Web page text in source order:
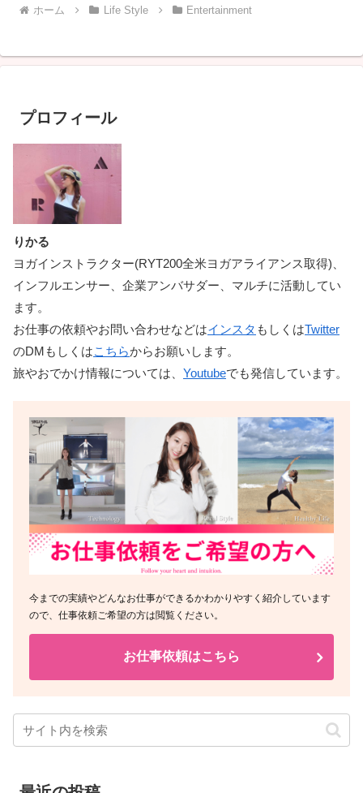
ホーム Life Style Entertainment
プロフィール
りかる
ヨガインストラクター(RYT200全米ヨガアライアンス取得)、
インフルエンサー、企業アンバサダー、マルチに活動してい
ます。
お仕事の依頼やお問い合わせなどはインスタ もしくはTwitter
のDMもしくはこちらからお願いします。
旅やおでかけ情報については、 Youtubeでも発信しています。
今までの実績やどんなお仕事ができるかわかりやすく紹介しています
ので、仕事依頼ご希望の方は閲覧ください。
お仕事依頼はこちら